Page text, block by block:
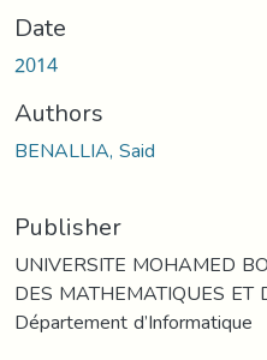
Date
2014
Authors
BENALLIA, Said
Publisher
UNIVERSITE MOHAMED
DES MATHEMATIQUES ET
Département d’Informatique